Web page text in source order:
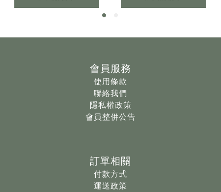
會員服務
使用條款
聯絡我們
隱私權政策
會員整併公告
訂單相關
付款方式
運送政策